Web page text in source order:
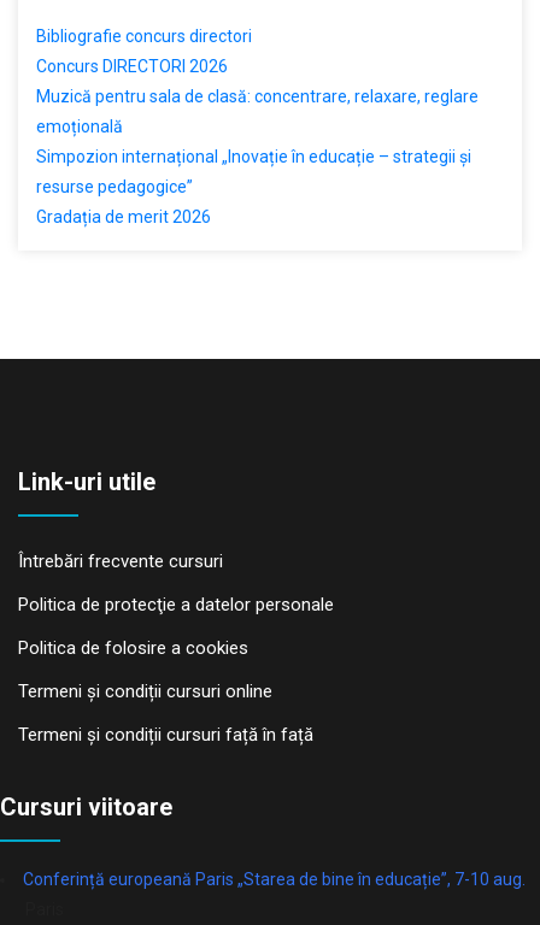
Bibliografie concurs directori
Concurs DIRECTORI 2026
Muzică pentru sala de clasă: concentrare, relaxare, reglare
emoțională
Simpozion internațional „Inovație în educație – strategii și
resurse pedagogice”
Gradația de merit 2026
Link-uri utile
Întrebări frecvente cursuri
Politica de protecţie a datelor personale
Politica de folosire a cookies
Termeni și condiții cursuri online
Termeni și condiții cursuri față în față
Cursuri viitoare
Conferință europeană Paris „Starea de bine în educație”, 7-10 aug.